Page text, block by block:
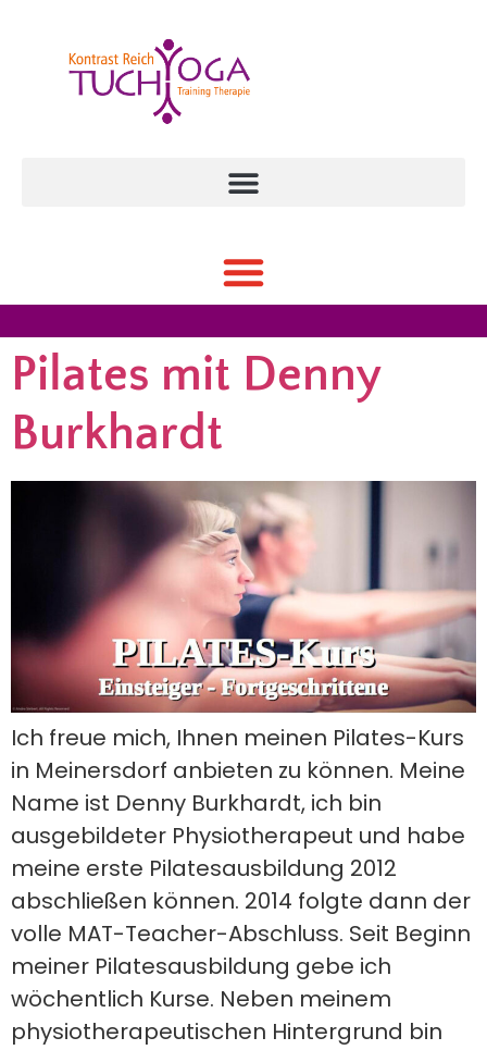
Pilates mit Denny
Burkhardt
Ich freue mich, Ihnen meinen Pilates-Kurs
in Meinersdorf anbieten zu können. Meine
Name ist Denny Burkhardt, ich bin
ausgebildeter Physiotherapeut und habe
meine erste Pilatesausbildung 2012
abschließen können. 2014 folgte dann der
volle MAT-Teacher-Abschluss. Seit Beginn
meiner Pilatesausbildung gebe ich
wöchentlich Kurse. Neben meinem
physiotherapeutischen Hintergrund bin